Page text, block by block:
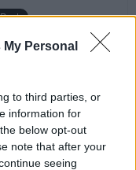
Personal
to third parties, or
information for
below opt-out
note that after your
seeing
politiků v Příbrami obstál
pohořel? Příbram jako
ČR – poslední debata
s lídry stran už v pondělí